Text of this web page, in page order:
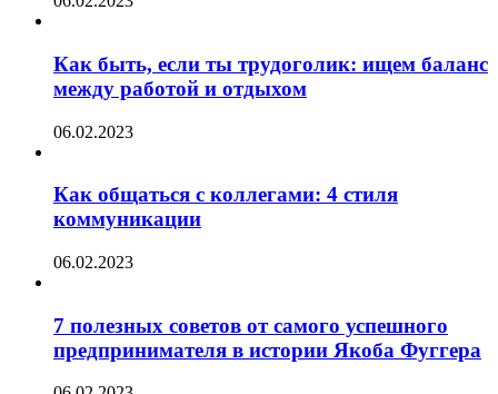
Как быть, если ты трудоголик: ищем баланс
между работой и отдыхом
06.02.2023
Как общаться с коллегами: 4 стиля
коммуникации
06.02.2023
7 полезных советов от самого успешного
предпринимателя в истории Якоба Фуггера